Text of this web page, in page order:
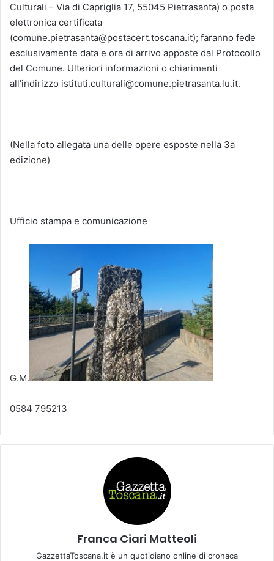
Culturali – Via di Capriglia 17, 55045 Pietrasanta) o posta
elettronica certificata
(comune.pietrasanta@postacert.toscana.it); faranno fede
esclusivamente data e ora di arrivo apposte dal Protocollo
del Comune. Ulteriori informazioni o chiarimenti
all’indirizzo istituti.culturali@comune.pietrasanta.lu.it.
(Nella foto allegata una delle opere esposte nella 3a
edizione)
Ufficio stampa e comunicazione
G.M.
0584 795213
Franca Ciari Matteoli
GazzettaToscana.it è un quotidiano online di cronaca